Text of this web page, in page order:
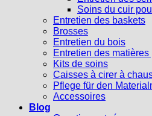
Soins du cuir
Entretien des baskets
Brosses
Entretien du bois
Entretien des
Kits de soins
Caisses à cirer à
Pflege für den
Accessoires
Blog